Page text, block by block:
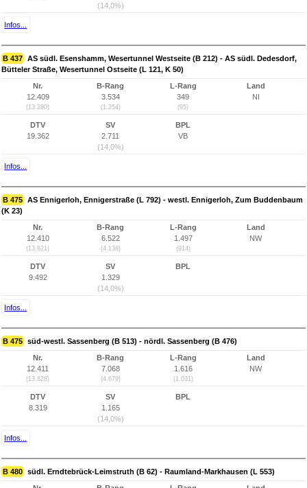
(14,0%)
Infos...
B 437 AS südl. Esenshamm, Wesertunnel Westseite (B 212) - AS südl. Dedesdorf,
Bütteler Straße, Wesertunnel Ostseite (L 121, K 50)
Nr.
12.409
(13.280)
B-Rang
3.534
(1.254)
L-Rang
349
(95)
Land
NI
DTV
19.362
SV
2.711
(14,0%)
BPL
VB
Infos...
B 475 AS Ennigerloh, Ennigerstraße (L 792) - westl. Ennigerloh, Zum Buddenbaum
(K 23)
Nr.
12.410
(13.821)
B-Rang
6.522
(4.138)
L-Rang
1.497
(914)
Land
NW
DTV
9.492
SV
1.329
(14,0%)
BPL
Infos...
B 475 süd-westl. Sassenberg (B 513) - nördl. Sassenberg (B 476)
Nr.
12.411
(13.828)
B-Rang
7.068
(4.679)
L-Rang
1.616
(1.031)
Land
NW
DTV
8.319
SV
1.165
(14,0%)
BPL
Infos...
B 480 südl. Erndtebrück-Leimstruth (B 62) - Raumland-Markhausen (L 553)